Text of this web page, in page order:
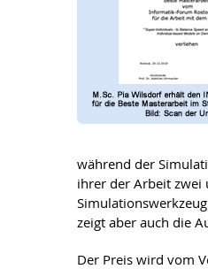
während der
ihrer der Arbeit zwei
zeigt aber auch die
Der Preis wird vom